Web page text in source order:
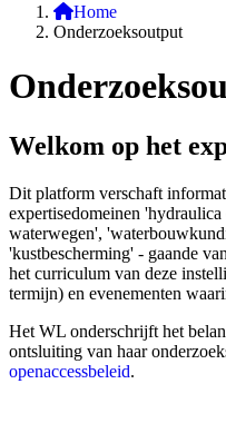
Home
Onderzoeksoutput
Welkom op het
Dit platform verschaft
expertisedomeinen 'hydraulica
waterwegen',
'kustbescherming' - gaande
het curriculum van deze
termijn) en evenementen
Het WL onderschrijft het
ontsluiting van haar
openaccessbeleid.